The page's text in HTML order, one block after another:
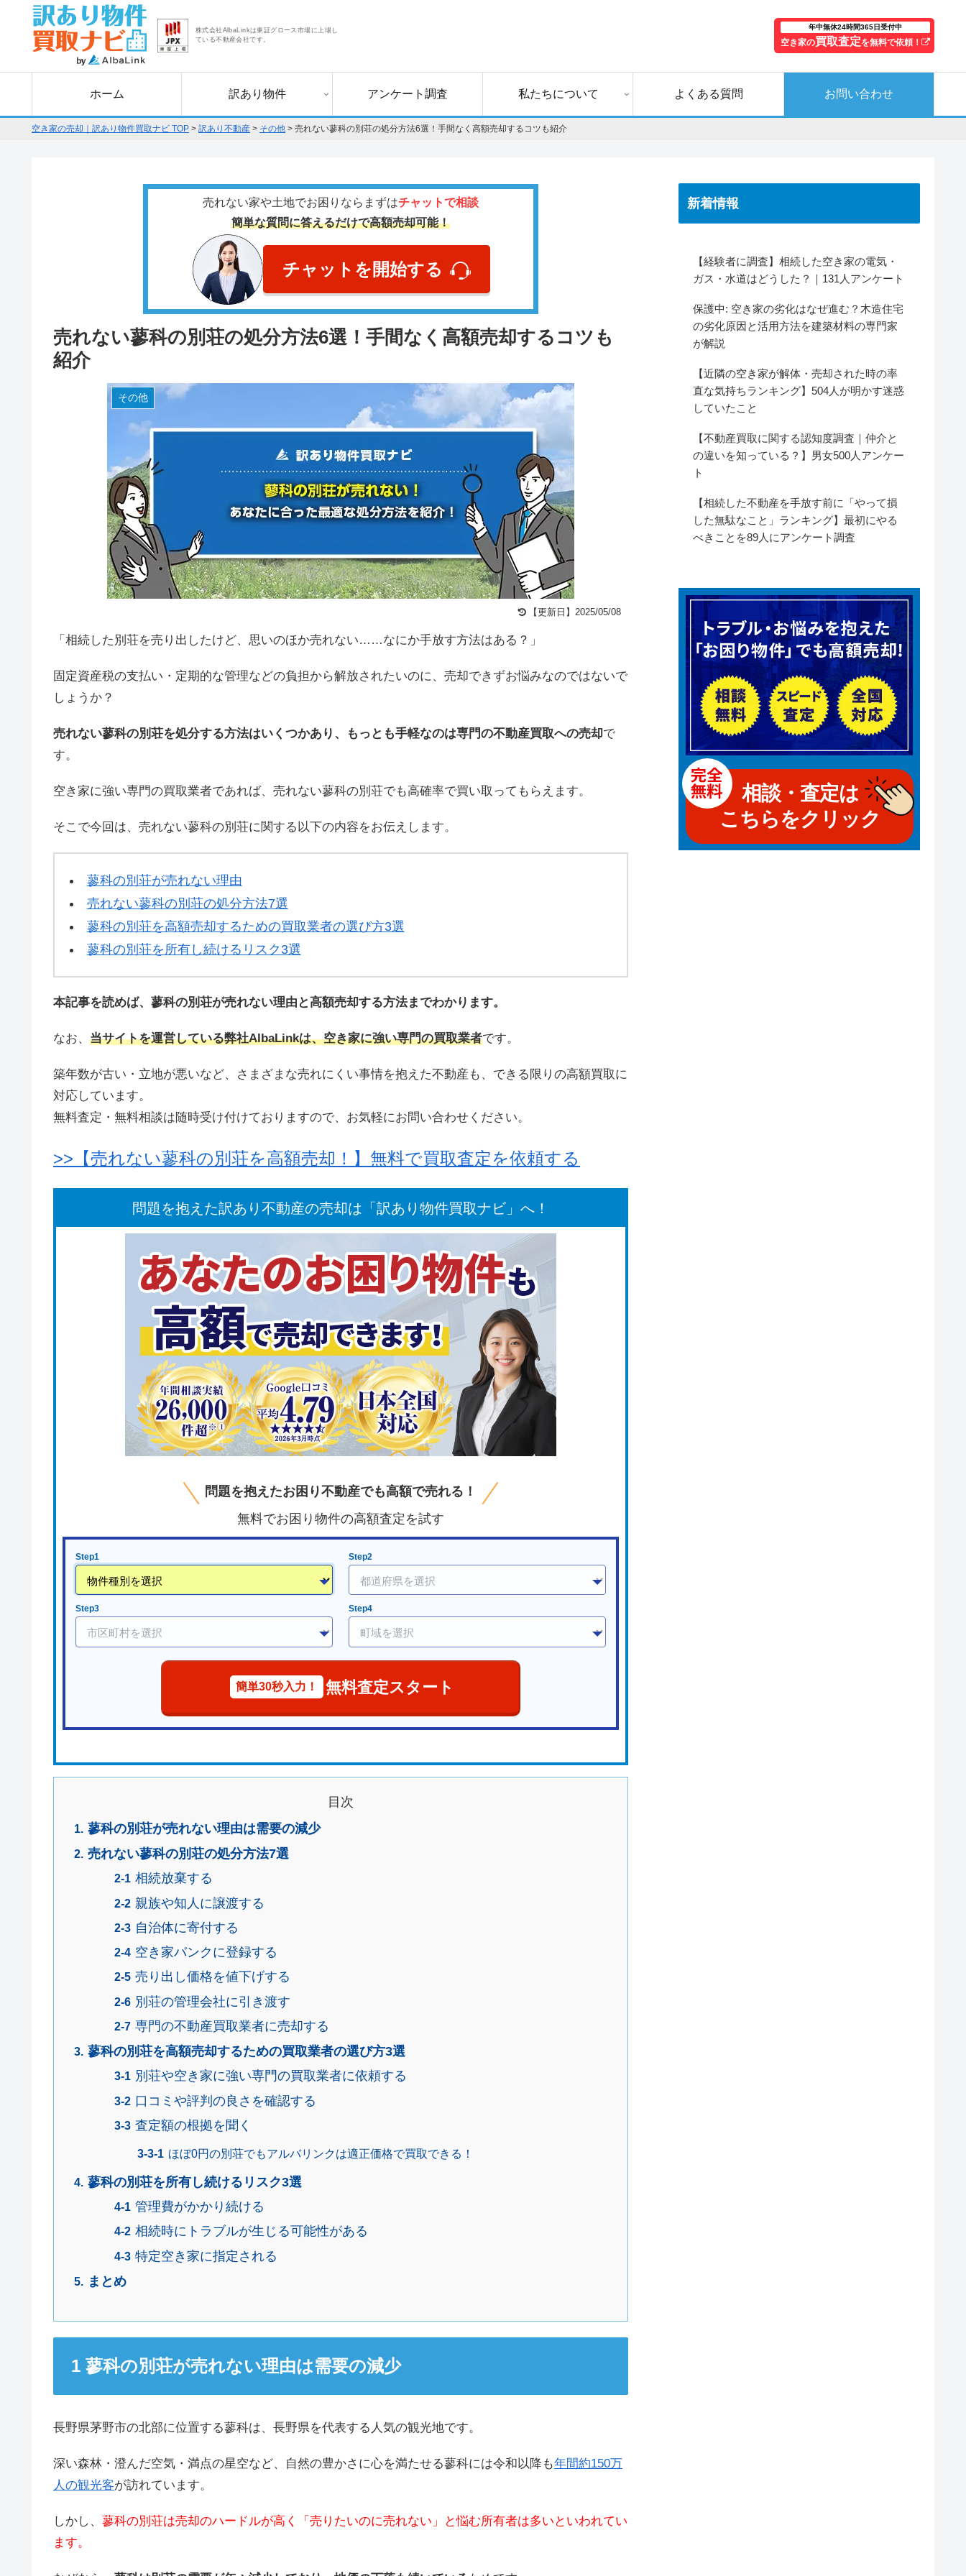
株式会社AlbaLinkは東証グロース市場に上場し
ている不動産会社です。
年中無休24時間365日受付中
空き家の買取査定を無料で依頼！
ホーム 訳あり物件 アンケート調査 私たちについて よくある質問 お問い合わせ
空き家の売却｜訳あり物件買取ナビ TOP > 訳あり不動産 > その他 > 売れない蓼科の別荘の処分方法6選！手間なく高額売却するコツも紹介
売れない家や土地でお困りならまずはチャットで相談
簡単な質問に答えるだけで高額売却可能！
チャットを開始する
売れない蓼科の別荘の処分方法6選！手間なく高額売却するコツも
紹介
その他
【更新日】2025/05/08
「相続した別荘を売り出したけど、思いのほか売れない……なにか手放す方法はある？」
固定資産税の支払い・定期的な管理などの負担から解放されたいのに、売却できずお悩みなのではないで
しょうか？
売れない蓼科の別荘を処分する方法はいくつかあり、もっとも手軽なのは専門の不動産買取への売却で
す。
空き家に強い専門の買取業者であれば、売れない蓼科の別荘でも高確率で買い取ってもらえます。
そこで今回は、売れない蓼科の別荘に関する以下の内容をお伝えします。
蓼科の別荘が売れない理由
売れない蓼科の別荘の処分方法7選
蓼科の別荘を高額売却するための買取業者の選び方3選
蓼科の別荘を所有し続けるリスク3選
本記事を読めば、蓼科の別荘が売れない理由と高額売却する方法までわかります。
なお、 当サイトを運営している弊社AlbaLinkは、空き家に強い専門の買取業者です。
築年数が古い・立地が悪いなど、さまざまな売れにくい事情を抱えた不動産も、できる限りの高額買取に
対応しています。
無料査定・無料相談は随時受け付けておりますので、お気軽にお問い合わせください。
>>【売れない蓼科の別荘を高額売却！】無料で買取査定を依頼する
問題を抱えた訳あり不動産の売却は「訳あり物件買取ナビ」へ！
問題を抱えたお困り不動産でも高額で売れる！
無料でお困り物件の高額査定を試す
Step1 Step2
Step3 Step4
簡単30秒入力！ 無料査定スタート
目次
蓼科の別荘が売れない理由は需要の減少
売れない蓼科の別荘の処分方法7選
相続放棄する
親族や知人に譲渡する
自治体に寄付する
空き家バンクに登録する
売り出し価格を値下げする
別荘の管理会社に引き渡す
専門の不動産買取業者に売却する
蓼科の別荘を高額売却するための買取業者の選び方3選
別荘や空き家に強い専門の買取業者に依頼する
口コミや評判の良さを確認する
査定額の根拠を聞く
ほぼ0円の別荘でもアルバリンクは適正価格で買取できる！
蓼科の別荘を所有し続けるリスク3選
管理費がかかり続ける
相続時にトラブルが生じる可能性がある
特定空き家に指定される
まとめ
蓼科の別荘が売れない理由は需要の減少
長野県茅野市の北部に位置する蓼科は、長野県を代表する人気の観光地です。
深い森林・澄んだ空気・満点の星空など、自然の豊かさに心を満たせる蓼科には令和以降も年間約150万
人の観光客が訪れています。
しかし、 蓼科の別荘は売却のハードルが高く「売りたいのに売れない」と悩む所有者は多いといわれてい
ます。
新着情報
【経験者に調査】相続した空き家の電気・
ガス・水道はどうした？｜131人アンケート
保護中: 空き家の劣化はなぜ進む？木造住宅
の劣化原因と活用方法を建築材料の専門家
が解説
【近隣の空き家が解体・売却された時の率
直な気持ちランキング】504人が明かす迷惑
していたこと
【不動産買取に関する認知度調査｜仲介と
の違いを知っている？】男女500人アンケー
ト
【相続した不動産を手放す前に「やって損
した無駄なこと」ランキング】最初にやる
べきことを89人にアンケート調査
相談・査定は
こちらをクリック